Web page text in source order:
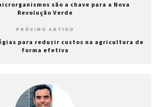
são a chave para a Nova
Revolução Verde
PRÓXIMO ARTIGO
para reduzir custos na agricultura de
forma efetiva